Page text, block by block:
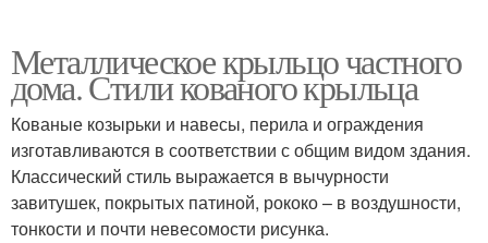
Металлическое крыльцо частного
дома. Стили кованого крыльца
Кованые козырьки и навесы, перила и ограждения
изготавливаются в соответствии с общим видом здания.
Классический стиль выражается в вычурности
завитушек, покрытых патиной, рококо – в воздушности,
тонкости и почти невесомости рисунка.